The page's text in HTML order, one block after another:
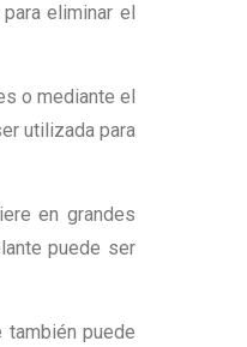
eliminar el
o mediante el
utilizada para
en grandes
puede ser
puede